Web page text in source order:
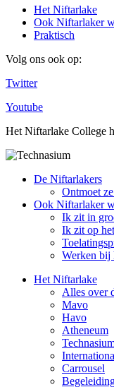
Het Niftarlake
Ook Niftarlaker
Praktisch
Volg ons ook op:
Twitter
Youtube
Het Niftarlake College
De Niftarlakers
Ontmoet
Ook Niftarlaker
Ik zit in
Ik zit op
Werken bij
Het Niftarlake
Alles over
Mavo
Havo
Atheneum
Carrousel